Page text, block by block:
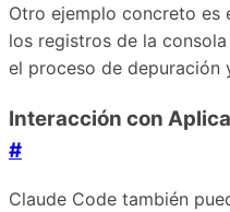
Otro ejemplo concreto es
los registros de la
el proceso de depuración
Interacción con
#
Claude Code también